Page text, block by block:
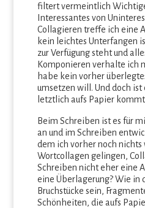
filtert vermeintlich
Interessantes von
Collagieren treffe ich eine
kein leichtes Unterfangen
zur Verfügung steht und
Komponieren verhalte ich
habe kein vorher
umsetzen will. Und doch
letztlich aufs Papier
Beim Schreiben ist es für
an und im Schreiben
dem ich vorher noch nichts
Wortcollagen gelingen,
Schreiben nicht eher eine
eine Überlagerung? Wie in
Bruchstücke sein,
Schönheiten, die aufs